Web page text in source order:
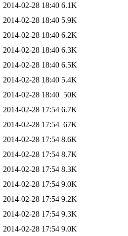
2014-02-28 18:40 6.1K
2014-02-28 18:40 5.9K
2014-02-28 18:40 6.2K
2014-02-28 18:40 6.3K
2014-02-28 18:40 6.5K
2014-02-28 18:40 5.4K
2014-02-28 18:40 50K
2014-02-28 17:54 6.7K
2014-02-28 17:54 67K
2014-02-28 17:54 8.6K
2014-02-28 17:54 8.7K
2014-02-28 17:54 8.3K
2014-02-28 17:54 9.0K
2014-02-28 17:54 9.2K
2014-02-28 17:54 9.3K
2014-02-28 17:54 9.0K